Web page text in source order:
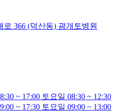
로 366 (덕산동) 광개토병원
~ 17:00 토요일 08:30 ~ 12:30
~ 17:30 토요일 09:00 ~ 13:00